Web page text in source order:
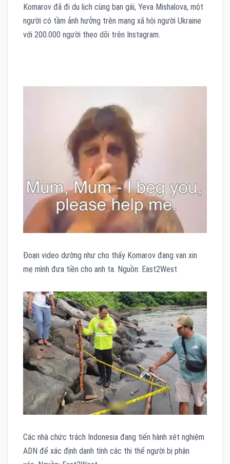
Komarov đã đi du lịch cùng bạn gái, Yeva Mishalova, một
người có tầm ảnh hưởng trên mạng xã hội người Ukraine
với 200.000 người theo dõi trên Instagram.
Đoạn video dường như cho thấy Komarov đang van xin
mẹ mình đưa tiền cho anh ta. Nguồn: East2West
Các nhà chức trách Indonesia đang tiến hành xét nghiệm
ADN để xác định danh tính các thi thể người bị phân